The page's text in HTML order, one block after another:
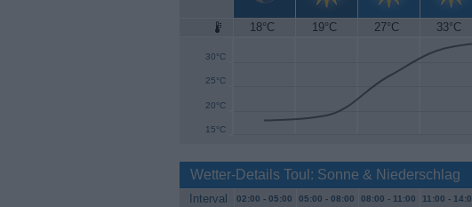
18°C 19°C 27°C 33°C
15°C
20°C
25°C
30°C
35°C
Wetter-Details Toul: Sonne & Niederschlag
Interval 02:00 - 05:00 05:00 - 08:00 08:00 - 11:00 11:00 -